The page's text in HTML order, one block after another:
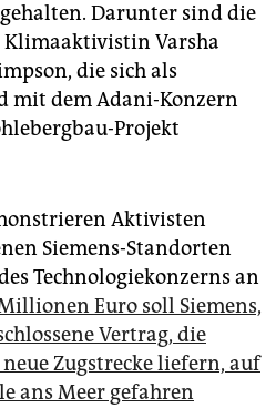
Darunter sind die
Klimaaktivistin Varsha
die sich als
mit dem Adani-Konzern
Projekt
Aktivisten
Siemens-Standorten
Technologiekonzerns an
Euro soll Siemens,
Vertrag, die
Zugstrecke liefern, auf
ans Meer gefahren